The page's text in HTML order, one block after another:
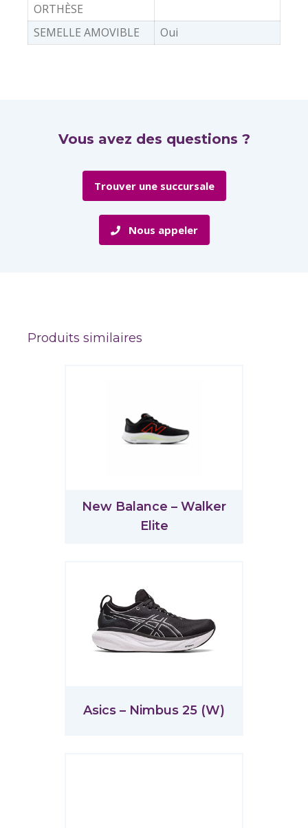
ORTHÈSE
SEMELLE AMOVIBLE Oui
Vous avez des questions ?
Trouver une succursale
Nous appeler
Produits similaires
New Balance – Walker
Elite
Asics – Nimbus 25 (W)